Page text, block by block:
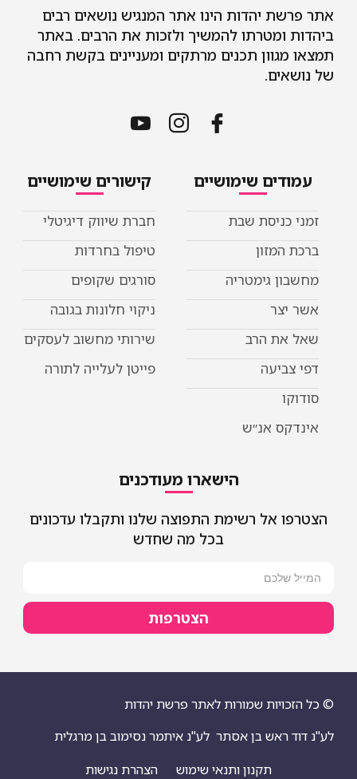
אתר פרשת יהדות הינו אתר המנגיש נושאים רבים
ביהדות ומטרתו להמשיך ולזכות את הרבים. באתר
תמצאו מגוון תכנים מרתקים ומעניינים בקשת רחבה
של נושאים.
עמודים שימושיים
זמני כניסת שבת
ברכת המזון
מחשבון גימטריה
אשר יצר
שאל את הרב
דפי צביעה
סודוקו
אינדקס אנ״ש
קישורים שימושיים
חברת שיווק דיגיטלי
טיפול בחרדות
סורגים שקופים
ניקוי חלונות בגובה
שירותי מחשוב לעסקים
פייטן לעלייה לתורה
הישארו מעודכנים
הצטרפו אל רשימת התפוצה שלנו ותקבלו עדכונים
בכל מה שחדש
הצטרפות
© כל הזכויות שמורות לאתר פרשת יהדות
לע"נ דוד ראש בן אסתר לע"נ איתמר נסימוב בן מרגלית
תקנון ותנאי שימוש
הצהרת נגישות